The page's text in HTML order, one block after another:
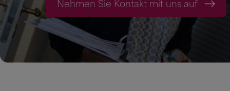
Nehmen Sie Kontakt mit uns auf